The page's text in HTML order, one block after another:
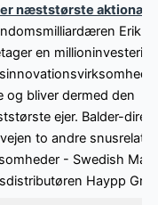
næststørste aktionær
Erik
en
og bliver dermed den
ejer. Balder-
to andre
- Swedish
Haypp